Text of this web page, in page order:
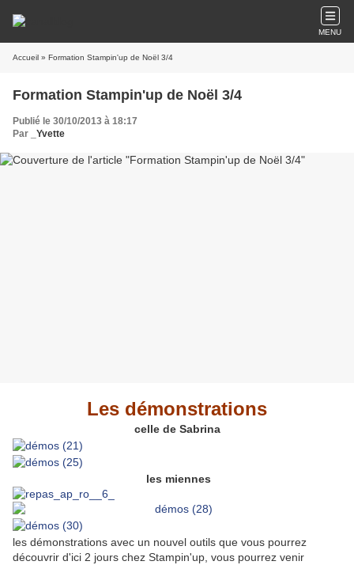
MENU
Accueil » Formation Stampin'up de Noël 3/4
Formation Stampin'up de Noël 3/4
Publié le 30/10/2013 à 18:17
Par
_Yvette
Les démonstrations
celle de Sabrina
les miennes
les démonstrations avec un nouvel outils que vous pourrez
découvrir d'ici 2 jours chez Stampin'up, vous pourrez venir